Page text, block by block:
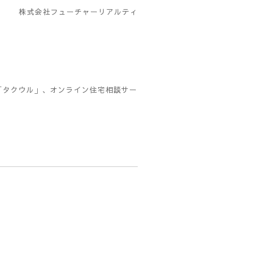
株式会社フューチャーリアルティ
クウル」、オンライン住宅相談サー